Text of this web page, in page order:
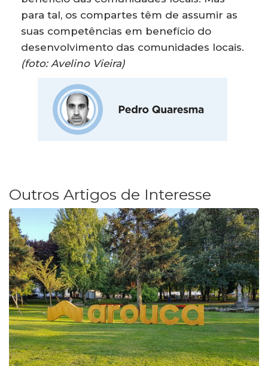
para tal, os compartes têm de assumir as
suas competências em benefício do
desenvolvimento das comunidades locais.
(foto: Avelino Vieira)
Outros Artigos de Interesse